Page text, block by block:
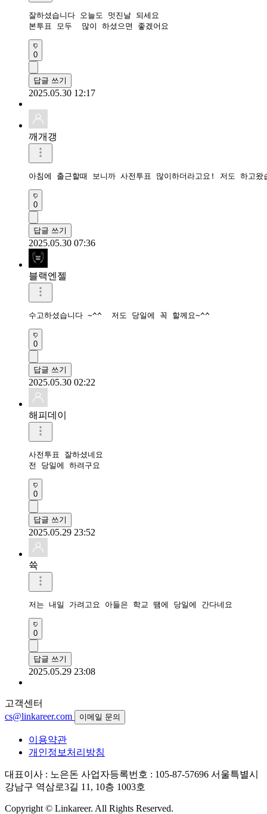
잘하셨습니다 오늘도 멋진날 되세요
본투표 모두  많이 하셨으면 좋겠어요
0
답글 쓰기
2025.05.30 12:17
깨개갱
아침에 출근할때 보니까 사전투표 많이하더라고요! 저도 하고왔
0
답글 쓰기
2025.05.30 07:36
블랙엔젤
수고하셨습니다 ~^^  저도 당일에 꼭 할께요~^^
0
답글 쓰기
2025.05.30 02:22
해피데이
사전투표 잘하셨네요
전 당일에 하려구요
0
답글 쓰기
2025.05.29 23:52
쓕
저는 내일 가려고요 아들은 학교 땜에 당일에 간다네요
0
답글 쓰기
2025.05.29 23:08
고객센터
cs@linkareer.com
이메일 문의
이용약관
개인정보처리방침
대표이사 : 노은돈 사업자등록번호 : 105-87-57696 서울특별시
강남구 역삼로3길 11, 10층 1003호
Copyright © Linkareer. All Rights Reserved.